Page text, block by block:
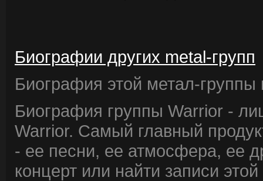
Биографии других metal-групп
Биография этой метал-группы
Биография группы Warrior -
Warrior. Самый главный
- ее песни, ее атмосфера, ее
концерт или найти записи